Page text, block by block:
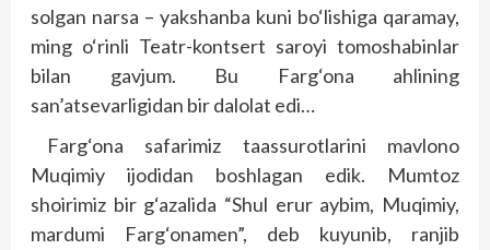
solgan narsa – yakshanba kuni bo‘lishiga qaramay,
ming o‘rinli Teatr-kontsert saroyi tomoshabinlar
bilan gavjum. Bu Farg‘ona ahlining
san’atsevarligidan bir dalolat edi…
Farg‘ona safarimiz taassurotlarini mavlono
Muqimiy ijodidan boshlagan edik. Mumtoz
shoirimiz bir g‘azalida “Shul erur aybim, Muqimiy,
mardumi Farg‘onamen”, deb kuyunib, ranjib